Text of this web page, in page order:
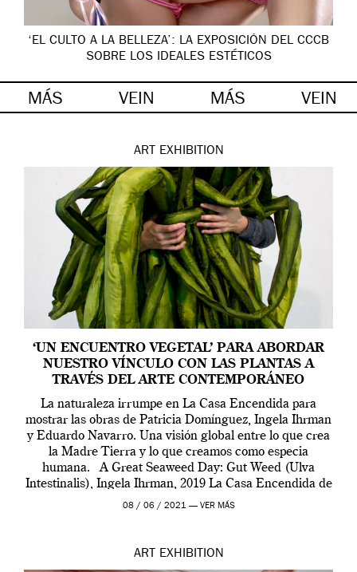
‘EL CULTO A LA BELLEZA’: LA EXPOSICIÓN DEL CCCB
SOBRE LOS IDEALES ESTÉTICOS
MÁS VEIN MÁS VEIN
ART EXHIBITION
‘UN ENCUENTRO VEGETAL’ PARA ABORDAR
NUESTRO VÍNCULO CON LAS PLANTAS A
TRAVÉS DEL ARTE CONTEMPORÁNEO
La naturaleza irrumpe en La Casa Encendida para
mostrar las obras de Patricia Domínguez, Ingela Ihrman
y Eduardo Navarro. Una visión global entre lo que crea
la Madre Tierra y lo que creamos como especia
humana. A Great Seaweed Day: Gut Weed (Ulva
Intestinalis), Ingela Ihrman, 2019 La Casa Encendida de
Madrid y la Wellcome […]
08 / 06 / 2021 — VER MÁS
ART EXHIBITION